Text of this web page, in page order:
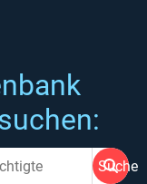
Suche